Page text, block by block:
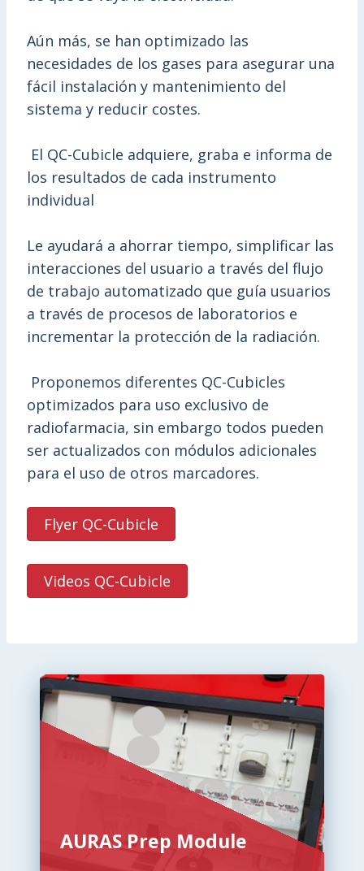
Aún más, se han optimizado las
necesidades de los gases para asegurar una
fácil instalación y mantenimiento del
sistema y reducir costes.
El QC-Cubicle adquiere, graba e informa de
los resultados de cada instrumento
individual
Le ayudará a ahorrar tiempo, simplificar las
interacciones del usuario a través del flujo
de trabajo automatizado que guía usuarios
a través de procesos de laboratorios e
incrementar la protección de la radiación.
Proponemos diferentes QC-Cubicles
optimizados para uso exclusivo de
radiofarmacia, sin embargo todos pueden
ser actualizados con módulos adicionales
para el uso de otros marcadores.
Flyer QC-Cubicle
Videos QC-Cubicle
AURAS Prep Module